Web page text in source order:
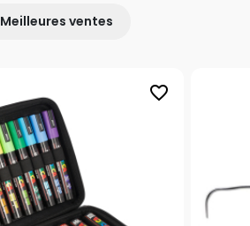
Meilleures ventes
favorite_border